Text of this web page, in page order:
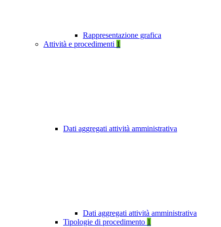
Rappresentazione grafica
Attività e procedimenti 1
Dati aggregati attività amministrativa
Dati aggregati attività amministrativa
Tipologie di procedimento 1